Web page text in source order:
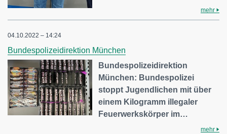
mehr
04.10.2022 – 14:24
Bundespolizeidirektion München
Bundespolizeidirektion
München: Bundespolizei
stoppt Jugendlichen mit über
einem Kilogramm illegaler
Feuerwerkskörper im…
mehr